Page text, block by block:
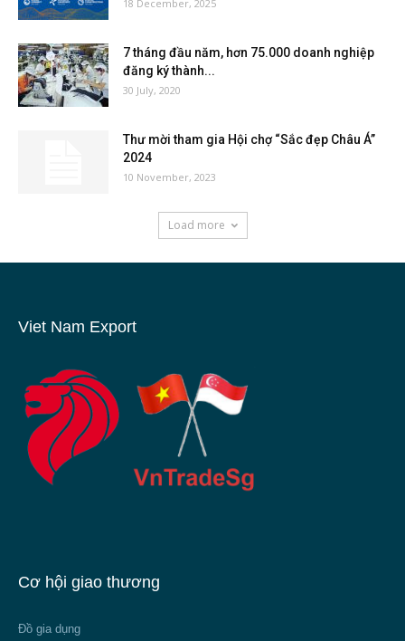
18 December, 2025
7 tháng đầu năm, hơn 75.000 doanh nghiệp
đăng ký thành...
30 July, 2020
Thư mời tham gia Hội chợ “Sắc đẹp Châu Á”
2024
10 November, 2023
Load more
Viet Nam Export
Cơ hội giao thương
Đồ gia dụng